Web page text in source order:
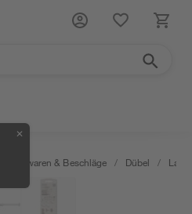
✕
Eisenwaren & Beschläge / Dübel /